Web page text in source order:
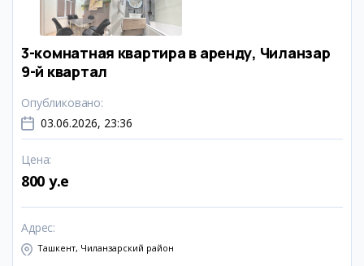
3-комнатная квартира в аренду, Чиланзар
9-й квартал
Опубликовано:
03.06.2026, 23:36
Цена:
800 y.e
Адрес:
Ташкент, Чиланзарский район